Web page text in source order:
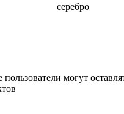
серебро
могут